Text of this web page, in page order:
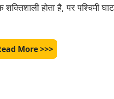
होता है, पर पश्चिमी
More >>>